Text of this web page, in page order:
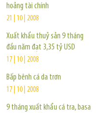
hoảng tài chính
21 | 10 | 2008
Xuất khẩu thuỷ sản 9 tháng
đầu năm đạt 3,35 tỷ USD
17 | 10 | 2008
Bấp bênh cá da trơn
17 | 10 | 2008
9 tháng xuất khẩu cá tra, basa